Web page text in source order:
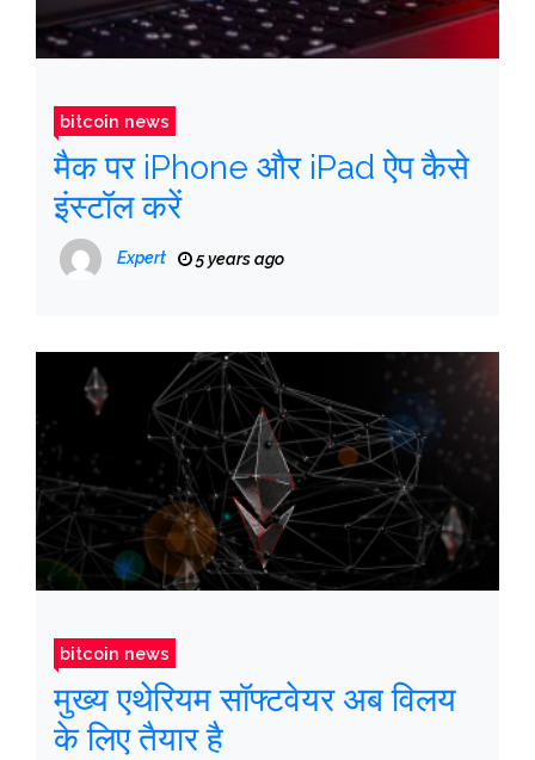
bitcoin news
मैक पर iPhone और iPad ऐप कैसे
इंस्टॉल करें
Expert 5 years ago
bitcoin news
मुख्य एथेरियम सॉफ्टवेयर अब विलय
के लिए तैयार है